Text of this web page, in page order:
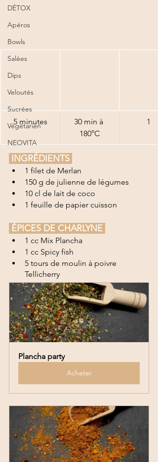
DÉTOX
Apéros
Bowls
Salées
Dips
Veloutés
Sucrées
Végétarien
NEOVITA
5 minutes
30 min à
180°C
1
INGRÉDIENTS
1 filet de Merlan
150 g de julienne de légumes
10 cl de lait de coco
1 feuille de papier cuisson
ÉPICES DE CHARLYNE
1 cc Mix Plancha
1 cc Spicy fish
5 tours de moulin à poivre
Tellicherry
Plancha party
Acheter